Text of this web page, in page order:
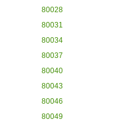
80028
80031
80034
80037
80040
80043
80046
80049